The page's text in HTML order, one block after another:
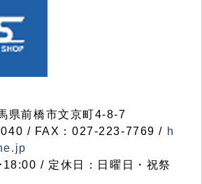
県前橋市文京町4-8-7
/ FAX：027-223-7769 / h
/ 定休日：日曜日・祝祭